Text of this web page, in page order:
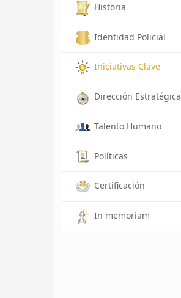
Historia
Identidad Policial
Iniciativas Clave
Dirección Estratégica
Talento Humano
Políticas
Certificación
In memoriam